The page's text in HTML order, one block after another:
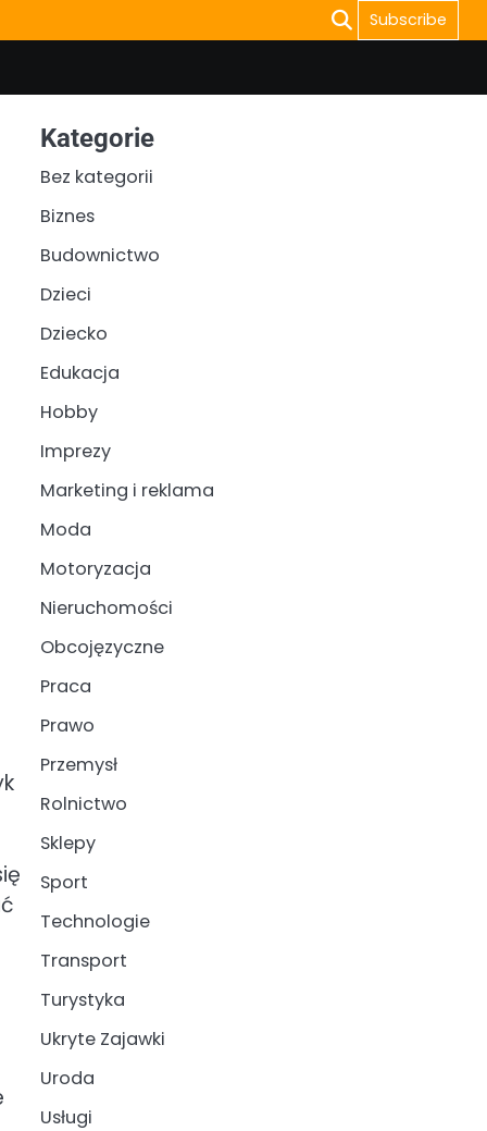
Subscribe
Kategorie
Bez kategorii
Biznes
Budownictwo
Dzieci
Dziecko
Edukacja
Hobby
Imprezy
Marketing i reklama
Moda
Motoryzacja
Nieruchomości
Obcojęzyczne
Praca
Prawo
Przemysł
Rolnictwo
Sklepy
Sport
Technologie
Transport
Turystyka
Ukryte Zajawki
Uroda
Usługi